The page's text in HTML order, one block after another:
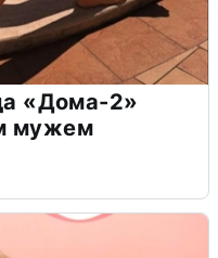
«Дома-2»
мужем